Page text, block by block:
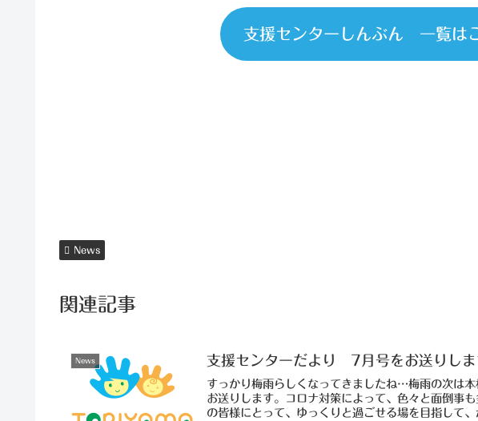
支援センターしんぶん 一覧は
News
関連記事
News 支援センターだより 7月号をお送りしま
すっかり梅雨らしくなってきましたね…梅雨の次は
お送りします。コロナ対策によって、色々と面倒事
の皆様にとって、ゆっくりと過ごせる場を目指して、